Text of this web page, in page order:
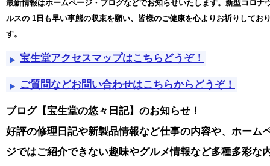
最新情報はホームページ・ブログなどでお知らせいたします。新型コロナ
ルスの 1日も早い事態の収束を願い、皆様のご健康を心よりお祈りしてお
す。
宝生堂アクセスマップはこちらどうぞ！
ご質問などお問い合わせはこちらからどうぞ！
ブログ【宝生堂の悠々日記】のお知らせ！
好評の修理日記や新製品情報など仕事の内容や、ホーム
ジではご紹介できない趣味やグルメ情報など多種多彩な